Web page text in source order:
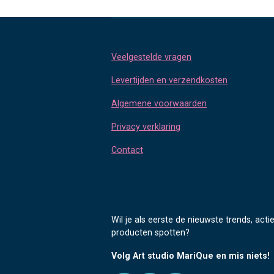
Veelgestelde vragen
Levertijden en verzendkosten
Algemene voorwaarden
Privacy verklaring
Contact
Wil je als eerste de nieuwste trends,
producten spotten?
Volg Art studio MariQue en mis niets!